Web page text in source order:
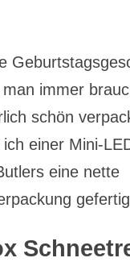
man immer
schön
ich einer Mini-
eine nette